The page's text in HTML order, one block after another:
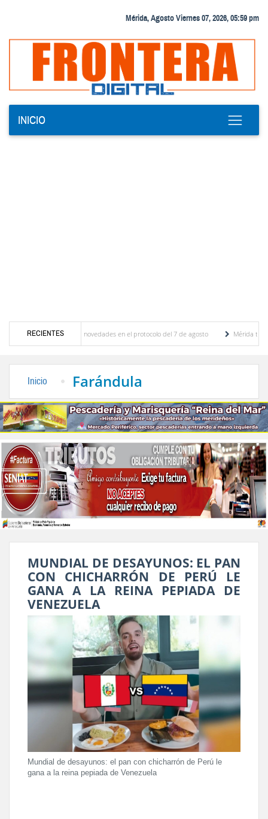
Mérida, Agosto Viernes 07, 2026, 05:59 pm
INICIO
RECIENTES
y se conocieron novedades en el protocolo del 7 de agosto
Mérida territorio
Inicio Farándula
MUNDIAL DE DESAYUNOS: EL PAN
CON CHICHARRÓN DE PERÚ LE
GANA A LA REINA PEPIADA DE
VENEZUELA
Mundial de desayunos: el pan con chicharrón de Perú le
gana a la reina pepiada de Venezuela